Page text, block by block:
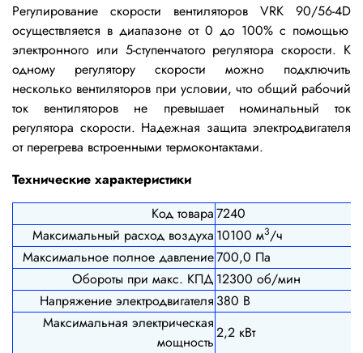
Регулирование скорости вентиляторов VRK 90/56-4D
осуществляется в диапазоне от 0 до 100% с помощью
электронного или 5-ступенчатого регулятора скорости. К
одному регулятору скорости можно подключить
несколько вентиляторов при условии, что общий рабочий
ток вентиляторов не превышает номинальный ток
регулятора скорости. Надежная защита электродвигателя
от перегрева встроенными термоконтактами.
Технические характеристики
Код товара7240
Максимальный расход воздуха 10100 м3/ч
Максимальное полное давление700,0 Па
Обороты при макс. КПД 12300 об/мин
Напряжение электродвигателя 380 В
Максимальная электрическая
мощность
2,2 кВт